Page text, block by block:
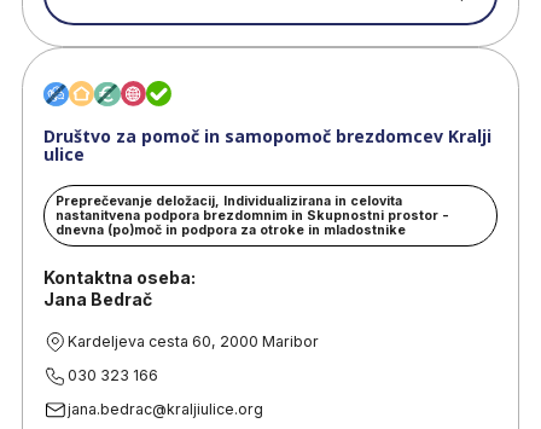
Društvo za pomoč in samopomoč brezdomcev Kralji
ulice
Preprečevanje deložacij, Individualizirana in celovita
nastanitvena podpora brezdomnim in Skupnostni prostor -
dnevna (po)moč in podpora za otroke in mladostnike
Kontaktna oseba:
Jana Bedrač
Kardeljeva cesta 60, 2000 Maribor
030 323 166
jana.bedrac@kraljiulice.org